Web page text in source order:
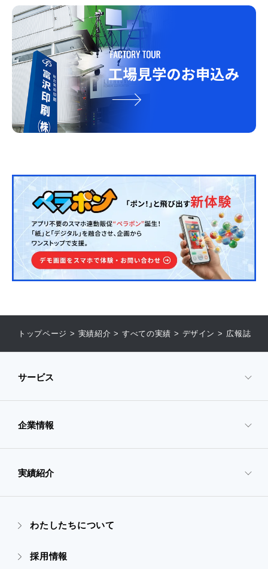
トップページ > 実績紹介 > すべての実績 > デザイン > 広報誌
サービス
- サービスTOP
- 映像・動画制作
- デザイン
企業情報
- 企業情報TOP
- ごあいさつ
- 会社概要
実績紹介
- 実績紹介TOP
わたしたちについて
採用情報